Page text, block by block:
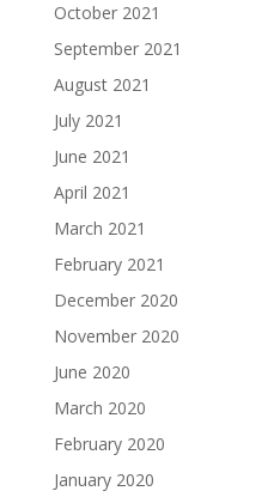
October 2021
September 2021
August 2021
July 2021
June 2021
April 2021
March 2021
February 2021
December 2020
November 2020
June 2020
March 2020
February 2020
January 2020